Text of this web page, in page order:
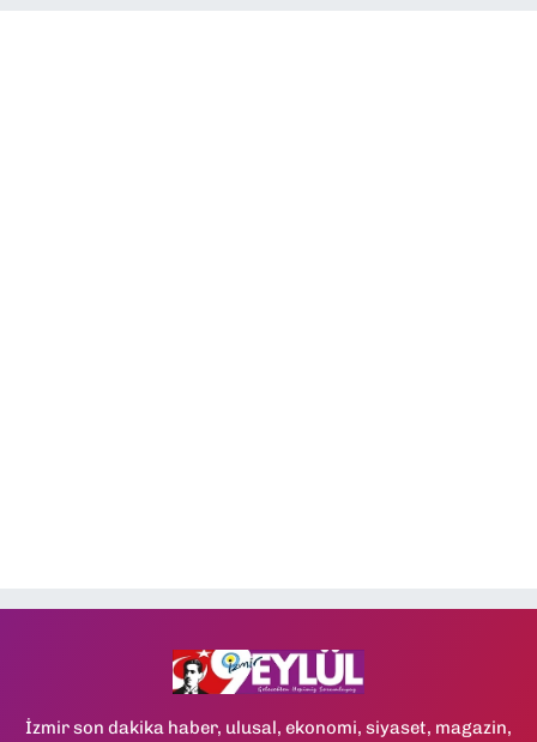
İzmir son dakika haber, ulusal, ekonomi, siyaset, magazin,